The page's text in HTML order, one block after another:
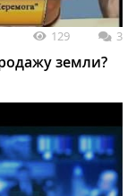
129 3
земли?